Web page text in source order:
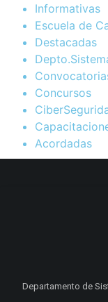
Informativas
Escuela de
Destacadas
Concursos
Acordadas
Departamento de